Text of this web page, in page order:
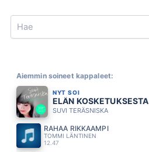
Search
Aiemmin soineet kappaleet:
NYT SOI
ELÄN KOSKETUKSESTA
SUVI TERÄSNISKA
RAHAA RIKKAAMPI
TOMMI LÄNTINEN
12.47